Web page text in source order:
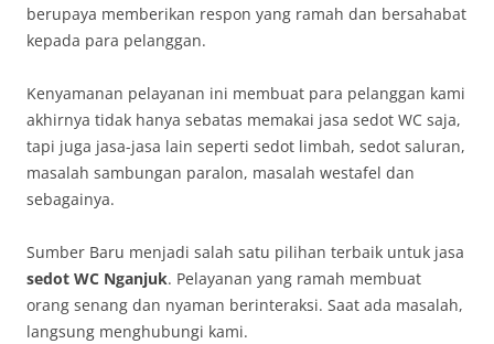
berupaya memberikan respon yang ramah dan bersahabat
kepada para pelanggan.
Kenyamanan pelayanan ini membuat para pelanggan kami
akhirnya tidak hanya sebatas memakai jasa sedot WC saja,
tapi juga jasa-jasa lain seperti sedot limbah, sedot saluran,
masalah sambungan paralon, masalah westafel dan
sebagainya.
Sumber Baru menjadi salah satu pilihan terbaik untuk jasa
sedot WC Nganjuk. Pelayanan yang ramah membuat
orang senang dan nyaman berinteraksi. Saat ada masalah,
langsung menghubungi kami.